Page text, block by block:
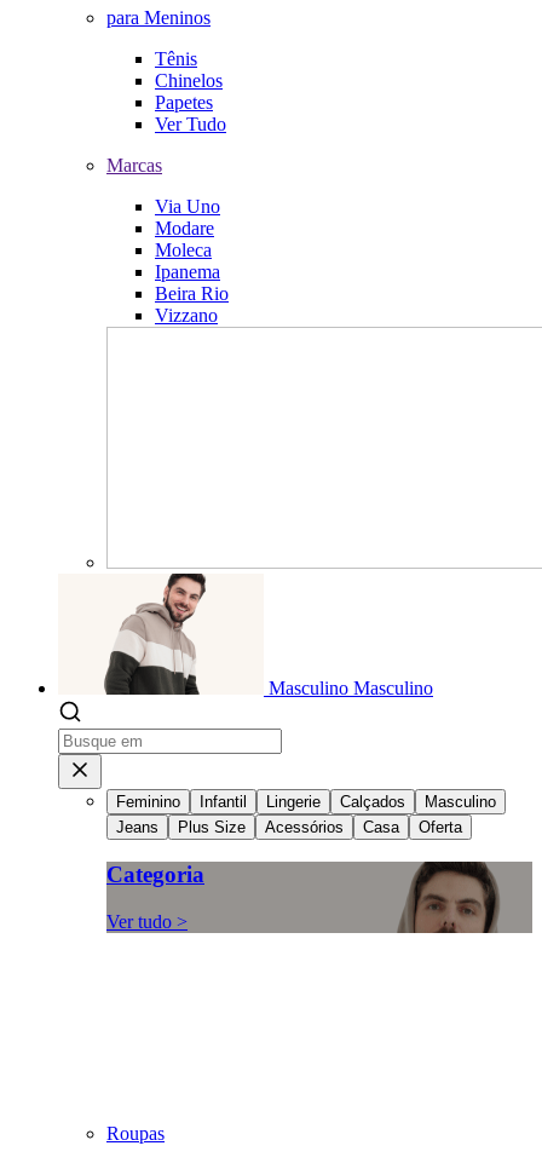
para Meninos
Tênis
Chinelos
Papetes
Ver Tudo
Marcas
Via Uno
Modare
Moleca
Ipanema
Beira Rio
Vizzano
Masculino Masculino
Feminino Infantil Lingerie Calçados
Masculino
Jeans
Plus Size Acessórios Casa Oferta
Categoria
Ver tudo >
Roupas